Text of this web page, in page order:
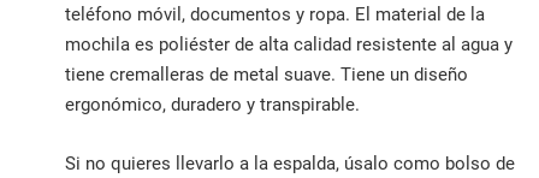
teléfono móvil, documentos y ropa. El material de la
mochila es poliéster de alta calidad resistente al agua y
tiene cremalleras de metal suave. Tiene un diseño
ergonómico, duradero y transpirable.
Si no quieres llevarlo a la espalda, úsalo como bolso de